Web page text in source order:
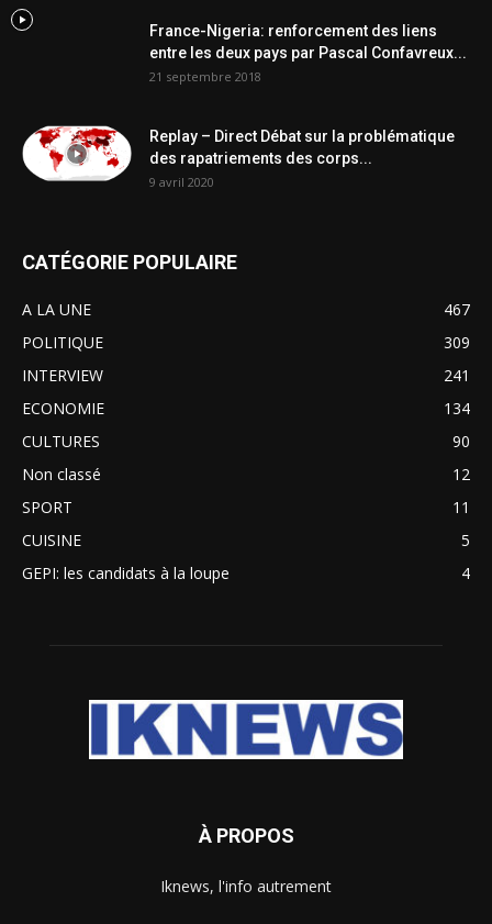
France-Nigeria: renforcement des liens
entre les deux pays par Pascal Confavreux...
21 septembre 2018
Replay – Direct Débat sur la problématique
des rapatriements des corps...
9 avril 2020
CATÉGORIE POPULAIRE
A LA UNE
467
POLITIQUE
309
INTERVIEW
241
ECONOMIE
134
CULTURES
90
Non classé
12
SPORT
11
CUISINE
5
GEPI: les candidats à la loupe
4
À PROPOS
Iknews, l'info autrement